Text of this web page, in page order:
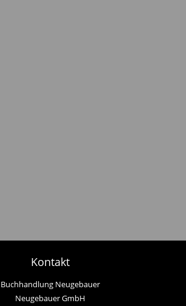
Kontakt
Buchhandlung Neugebauer
Neugebauer GmbH